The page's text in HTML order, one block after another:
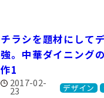
チラシを題材にして
強。中華ダイニング
作1
2017-02-
23 デザイン